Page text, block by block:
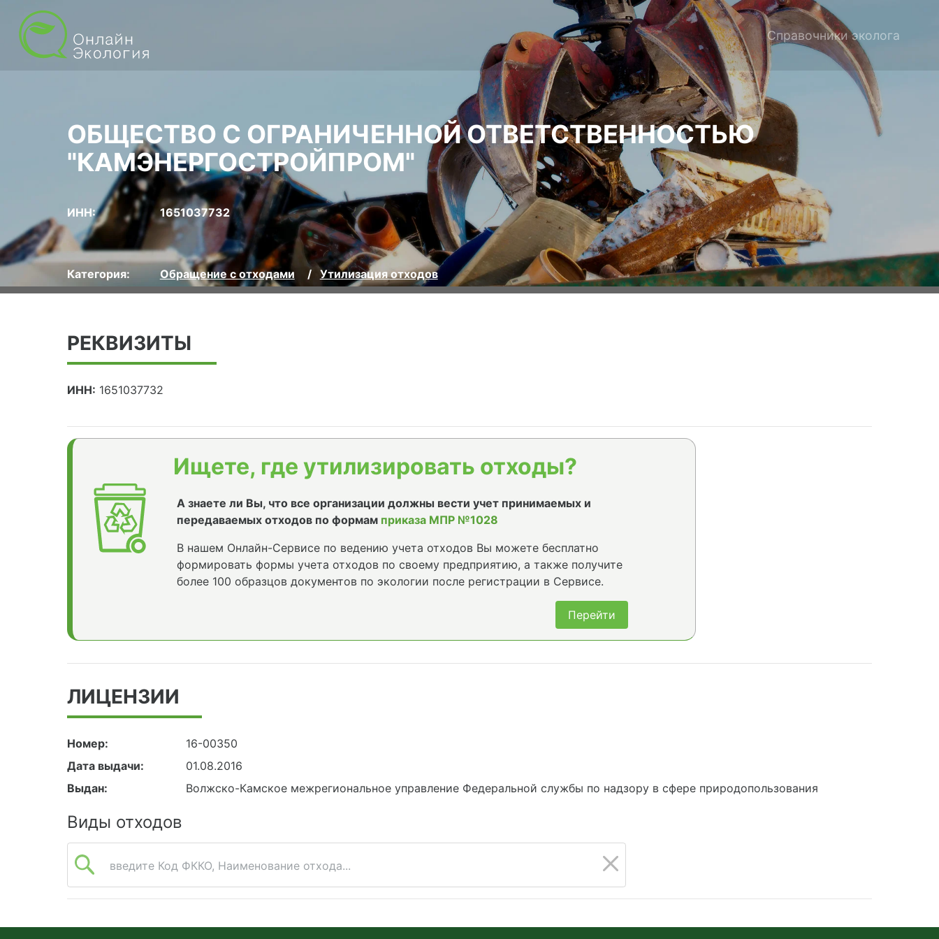
Справочники эколога
ОБЩЕСТВО С ОГРАНИЧЕННОЙ ОТВЕТСТВЕННОСТЬЮ
"КАМЭНЕРГОСТРОЙПРОМ"
ИНН: 1651037732
Категория: Обращение с отходами Утилизация отходов
РЕКВИЗИТЫ
ИНН: 1651037732
Ищете, где утилизировать отходы?
А знаете ли Вы, что все организации должны вести учет принимаемых и
передаваемых отходов по формам приказа МПР №1028
В нашем Онлайн-Сервисе по ведению учета отходов Вы можете бесплатно
формировать формы учета отходов по своему предприятию, а также получите
более 100 образцов документов по экологии после регистрации в Сервисе.
Перейти
ЛИЦЕНЗИИ
Номер:
16-00350
Дата выдачи:
01.08.2016
Выдан:
Волжско-Камское межрегиональное управление Федеральной службы по надзору в сфере природопользования
Виды отходов
введите Код ФККО, Наименование отхода...